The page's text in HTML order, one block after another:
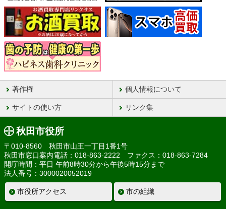
著作権 個人情報について
サイトの使い方 リンク集
秋田市役所
〒010-8560 秋田市山王一丁目1番1号
秋田市窓口案内電話：018-863-2222 ファクス：018-863-7284
開庁時間：平日 午前8時30分から午後5時15分まで
法人番号：3000020052019
市役所アクセス 市の組織